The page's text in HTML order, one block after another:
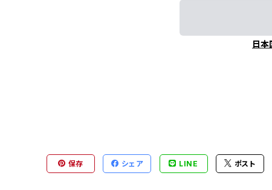
日本
保存 シェア LINE ポスト